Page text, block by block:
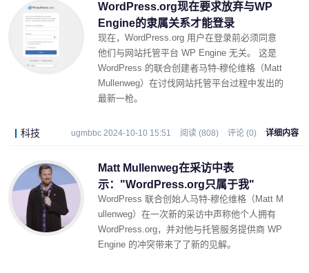
WordPress.org现在要求放弃与WP
Engine的隶属关系才能登录
现在，WordPress.org 用户在登录前必须同意
他们与网站托管平台 WP Engine 无关。 这是
WordPress 的联合创建者马特-穆伦维格（Matt
Mullenweg）在讨伐网站托管平台过程中发出的
最新一枪。
科技 ugmbbc 2024-10-10 15:51 阅读 (808) 评论 (0) 详细内容
Matt Mullenweg在采访中表
示："WordPress.org只属于我"
WordPress 联合创始人马特-穆伦维格（Matt M
ullenweg）在一次新的采访中声称他个人拥有
WordPress.org，并对他与托管服务提供商 WP
Engine 的冲突带来了了新的见解。